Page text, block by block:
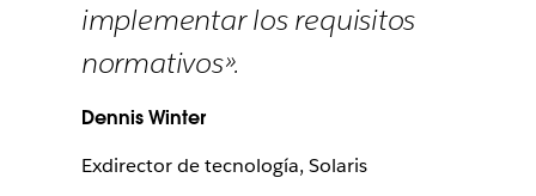
implementar los requisitos
normativos».
Dennis Winter
Exdirector de tecnología, Solaris